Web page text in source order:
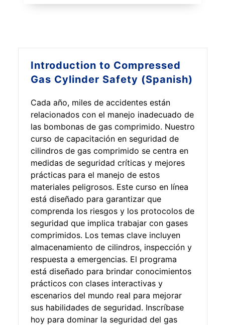
Introduction to Compressed
Gas Cylinder Safety (Spanish)
Cada año, miles de accidentes están
relacionados con el manejo inadecuado de
las bombonas de gas comprimido. Nuestro
curso de capacitación en seguridad de
cilindros de gas comprimido se centra en
medidas de seguridad críticas y mejores
prácticas para el manejo de estos
materiales peligrosos. Este curso en línea
está diseñado para garantizar que
comprenda los riesgos y los protocolos de
seguridad que implica trabajar con gases
comprimidos. Los temas clave incluyen
almacenamiento de cilindros, inspección y
respuesta a emergencias. El programa
está diseñado para brindar conocimientos
prácticos con clases interactivas y
escenarios del mundo real para mejorar
sus habilidades de seguridad. Inscríbase
hoy para dominar la seguridad del gas